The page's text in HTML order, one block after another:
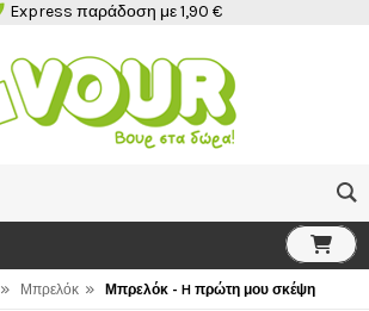
Express παράδοση με 1,90 €
» Μπρελόκ » Μπρελόκ - H πρώτη μου σκέψη